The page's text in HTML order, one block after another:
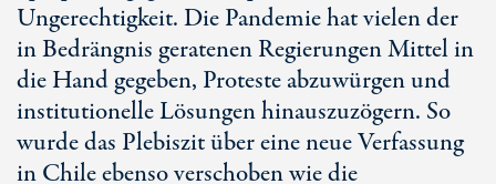
Ungerechtigkeit. Die Pandemie hat vielen der
in Bedrängnis geratenen Regierungen Mittel in
die Hand gegeben, Proteste abzuwürgen und
institutionelle Lösungen hinauszuzögern. So
wurde das Plebiszit über eine neue Verfassung
in Chile ebenso verschoben wie die